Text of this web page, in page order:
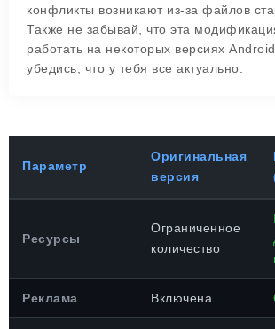
конфликты возникают из-за файлов
Также не забывай, что эта
работать на некоторых версиях
убедись, что у тебя все актуально.
Параметр
Оригинальная
версия
Ресурсы
Ограниченное
количество
Реклама Включена